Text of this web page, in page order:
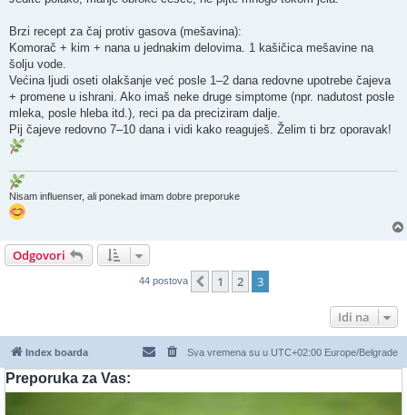
Brzi recept za čaj protiv gasova (mešavina):
Komorač + kim + nana u jednakim delovima. 1 kašičica mešavine na
šolju vode.
Većina ljudi oseti olakšanje već posle 1–2 dana redovne upotrebe čajeva
+ promene u ishrani. Ako imaš neke druge simptome (npr. nadutost posle
mleka, posle hleba itd.), reci pa da preciziram dalje.
Pij čajeve redovno 7–10 dana i vidi kako reaguješ. Želim ti brz oporavak!
Nisam influenser, ali ponekad imam dobre preporuke
Odgovori
44 postova Prethodni
1 2 3
Idi na
Index boarda Sva vremena su u UTC+02:00 Europe/Belgrade
Preporuka za Vas: